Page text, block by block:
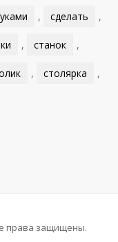
, сделать ,
, станок ,
, столярка ,
права защищены.